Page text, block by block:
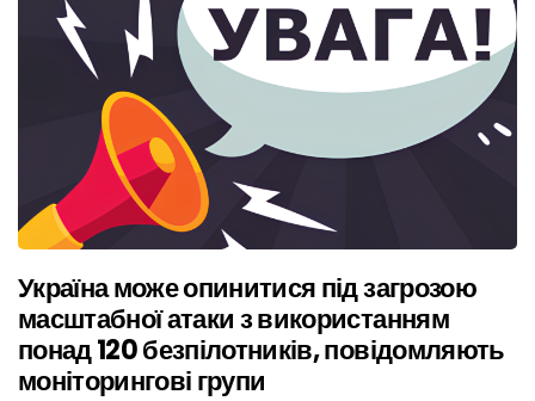
Україна може опинитися під загрозою
масштабної атаки з використанням
понад 120 безпілотників, повідомляють
моніторингові групи